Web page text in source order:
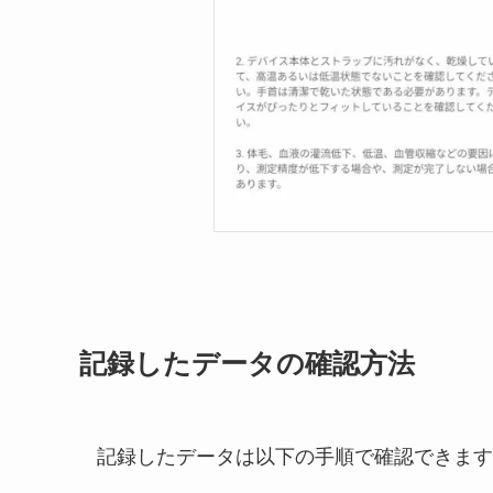
記録したデータの確認方法
記録したデータは以下の手順で確認できま